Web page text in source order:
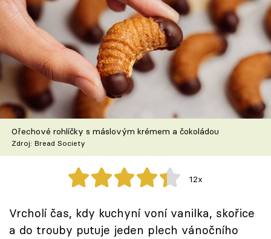
TV Program
Škola vaření
Recepty z TV
Speciál: Cuketa
Těhotnej kuchař
Sledujte prima+
Přihlášení
Ořechové rohlíčky s máslovým krémem a čokoládou
Zdroj: Bread Society
12x
Vrcholí čas, kdy kuchyní voní vanilka, skořice
a do trouby putuje jeden plech vánočního